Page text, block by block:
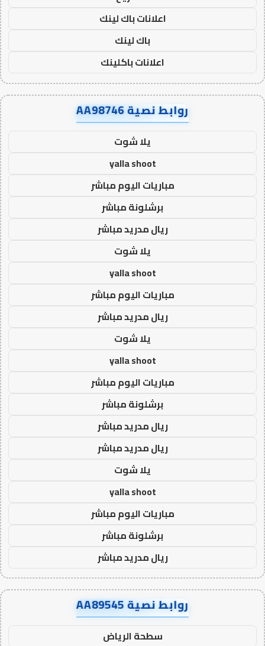
اعلانات باك لينك
باك لينك
اعلانات باكلينك
روابط نصية AA98746
يلا شوت
yalla shoot
مباريات اليوم مباشر
برشلونة مباشر
ريال مدريد مباشر
يلا شوت
yalla shoot
مباريات اليوم مباشر
ريال مدريد مباشر
يلا شوت
yalla shoot
مباريات اليوم مباشر
برشلونة مباشر
ريال مدريد مباشر
ريال مدريد مباشر
يلا شوت
yalla shoot
مباريات اليوم مباشر
برشلونة مباشر
ريال مدريد مباشر
روابط نصية AA89545
سطحة الرياض